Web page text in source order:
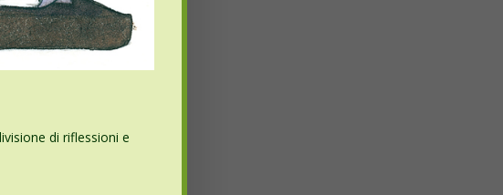
di riflessioni e